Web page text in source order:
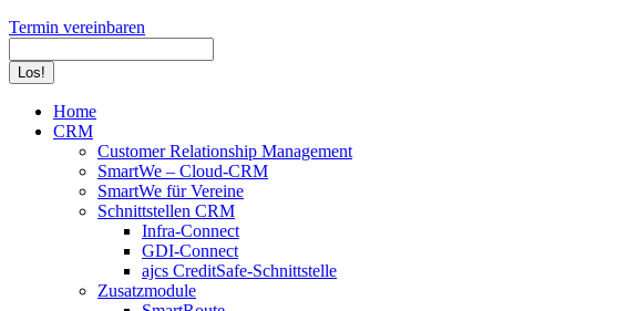
Termin vereinbaren
Home
CRM
Customer Relationship Management
SmartWe – Cloud-CRM
SmartWe für Vereine
Schnittstellen CRM
Infra-Connect
GDI-Connect
ajcs CreditSafe-Schnittstelle
Zusatzmodule